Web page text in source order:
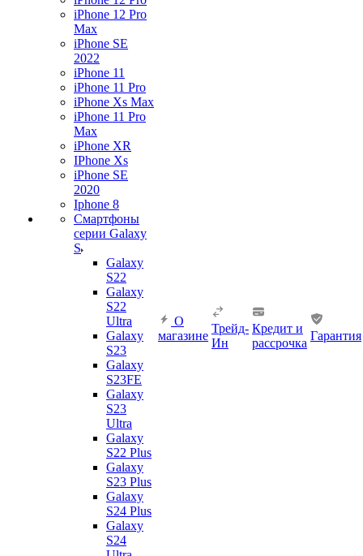
iPhone 12 Pro
Max
iPhone SE
2022
iPhone 11
iPhone 11 Pro
iPhone Xs Max
iPhone 11 Pro
Max
iPhone XR
IPhone Xs
iPhone SE
2020
Iphone 8
Смартфоны
серии Galaxy
S
Galaxy
S22
Galaxy
S22
Ultra
Galaxy
S23
Galaxy
S23FE
Galaxy
S23
Ultra
Galaxy
S22 Plus
Galaxy
S23 Plus
Galaxy
S24 Plus
Galaxy
S24
О
магазине
Трейд-
Ин
Кредит и
рассрочка
Гарантия